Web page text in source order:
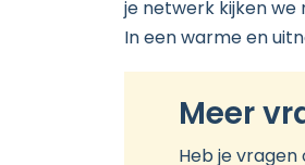
je netwerk kijken we
In een warme en
Meer
Heb je